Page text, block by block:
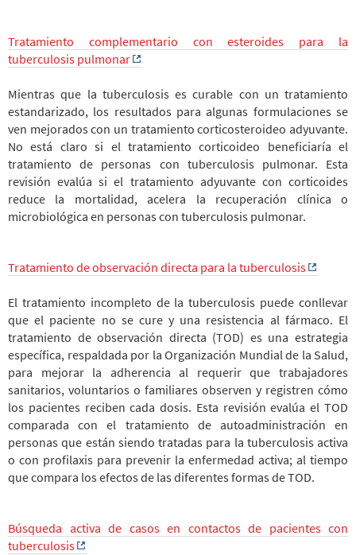
Tratamiento complementario con esteroides para la
tuberculosis pulmonar
Mientras que la tuberculosis es curable con un tratamiento
estandarizado, los resultados para algunas formulaciones se
ven mejorados con un tratamiento corticosteroideo adyuvante.
No está claro si el tratamiento corticoideo beneficiaría el
tratamiento de personas con tuberculosis pulmonar. Esta
revisión evalúa si el tratamiento adyuvante con corticoides
reduce la mortalidad, acelera la recuperación clínica o
microbiológica en personas con tuberculosis pulmonar.
Tratamiento de observación directa para la tuberculosis
El tratamiento incompleto de la tuberculosis puede conllevar
que el paciente no se cure y una resistencia al fármaco. El
tratamiento de observación directa (TOD) es una estrategia
específica, respaldada por la Organización Mundial de la Salud,
para mejorar la adherencia al requerir que trabajadores
sanitarios, voluntarios o familiares observen y registren cómo
los pacientes reciben cada dosis. Esta revisión evalúa el TOD
comparada con el tratamiento de autoadministración en
personas que están siendo tratadas para la tuberculosis activa
o con profilaxis para prevenir la enfermedad activa; al tiempo
que compara los efectos de las diferentes formas de TOD.
Búsqueda activa de casos en contactos de pacientes con
tuberculosis